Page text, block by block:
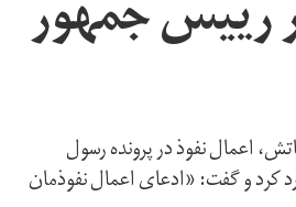
رییس جمهور
اعمال نفوذ در پرونده رسول
کرد و گفت: «ادعای اعمال نفوذمان